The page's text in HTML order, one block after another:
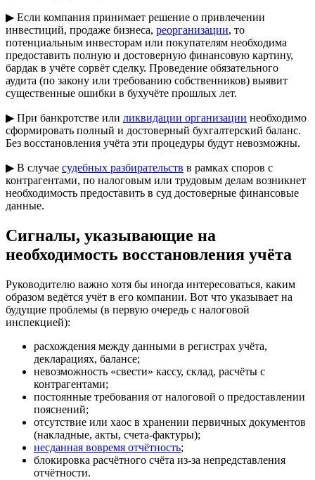
▶ Если компания принимает решение о привлечении
инвестиций, продаже бизнеса, реорганизации, то
потенциальным инвесторам или покупателям необходима
предоставить полную и достоверную финансовую картину,
бардак в учёте сорвёт сделку. Проведение обязательного
аудита (по закону или требованию собственников) выявит
существенные ошибки в бухучёте прошлых лет.
▶ При банкротстве или ликвидации организации необходимо
сформировать полный и достоверный бухгалтерский баланс.
Без восстановления учёта эти процедуры будут невозможны.
▶ В случае судебных разбирательств в рамках споров с
контрагентами, по налоговым или трудовым делам возникнет
необходимость предоставить в суд достоверные финансовые
данные.
Сигналы, указывающие на
необходимость восстановления учёта
Руководителю важно хотя бы иногда интересоваться, каким
образом ведётся учёт в его компании. Вот что указывает на
будущие проблемы (в первую очередь с налоговой
инспекцией):
расхождения между данными в регистрах учёта,
декларациях, балансе;
невозможность «свести» кассу, склад, расчёты с
контрагентами;
постоянные требования от налоговой о предоставлении
пояснений;
отсутствие или хаос в хранении первичных документов
(накладные, акты, счета-фактуры);
несданная вовремя отчётность;
блокировка расчётного счёта из-за непредставления
отчётности.